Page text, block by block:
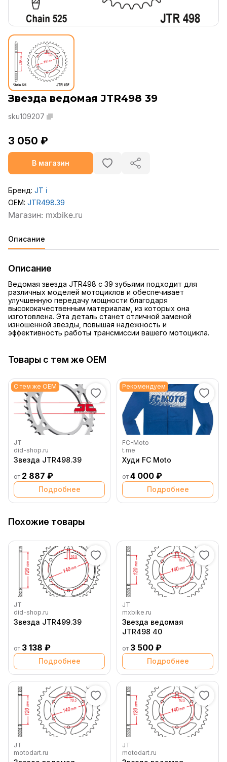
Звезда ведомая JTR498 39
sku109207
3 050 ₽
В магазин
Бренд: JT ℹ️
OEM: JTR498.39
Описание
Описание
Ведомая звезда JTR498 с 39 зубьями подходит для
различных моделей мотоциклов и обеспечивает
улучшенную передачу мощности благодаря
высококачественным материалам, из которых она
изготовлена. Эта деталь станет отличной заменой
изношенной звезды, повышая надежность и
эффективность работы трансмиссии вашего мотоцикла.
Товары с тем же OEM
С тем же OEM
JT
did-shop.ru
Звезда JTR498.39
от 2 887 ₽
Подробнее
Рекомендуем
FC-Moto
t.me
Худи FC Moto
от 4 000 ₽
Подробнее
Похожие товары
JT
did-shop.ru
Звезда JTR499.39
от 3 138 ₽
Подробнее
JT
mxbike.ru
Звезда ведомая
JTR498 40
от 3 500 ₽
Подробнее
JT
motodart.ru
JT
motodart.ru